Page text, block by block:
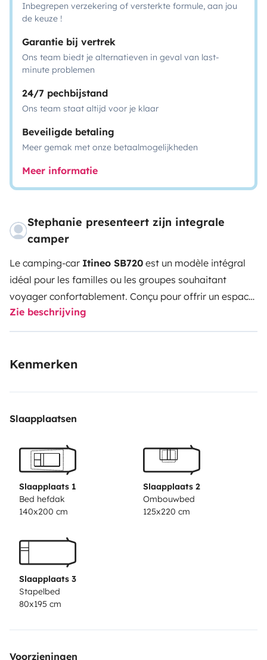
Inbegrepen verzekering of versterkte formule, aan jou
de keuze !
Garantie bij vertrek
Ons team biedt je alternatieven in geval van last-
minute problemen
24/7 pechbijstand
Ons team staat altijd voor je klaar
Beveiligde betaling
Meer gemak met onze betaalmogelijkheden
Meer informatie
Stephanie presenteert zijn integrale
camper
Le camping-car Itineo SB720 est un modèle intégral
idéal pour les familles ou les groupes souhaitant
voyager confortablement. Conçu pour offrir un espace
de vie optimisé et une bonne autonomie, il se distingue
par plusieurs points forts :✅Confort de vie6
central, un lit pavillon à l’avant, et deux lits superposés
d’intimité.
Salles d’eau indépendantes
pratique pour un usage simultané.Cuisine
fonctionnelle
: équipée de nombreux rangements, d’un
grand réfrigérateur-congélateur, plaque de cuisson et
évier spacieux.
Espace optimiséLongueur maîtrisée
(7,2 m): offre un bon compromis entre habitabilité et
une bonne circulation à bord même pour les personnes
de grande taille.
penderie, soute spacieuse accessible de l’extérieur.
Conduite et autonomie
robuste.Climatisation cabineetrétroviseurs
Zie beschrijving
Kenmerken
Slaapplaatsen
Slaapplaats 1
Bed hefdak
140x200 cm
Slaapplaats 2
Ombouwbed
125x220 cm
Slaapplaats 3
Stapelbed
80x195 cm
Voorzieningen